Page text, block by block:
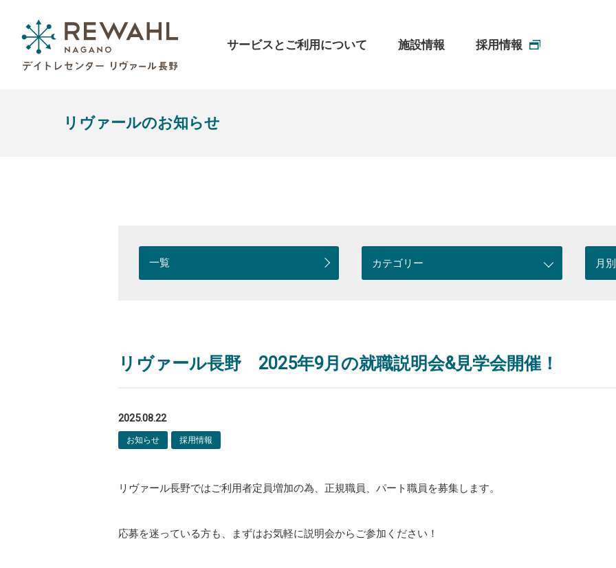
サービスとご利用について 施設情報 採用情報
リヴァールのお知らせ
一覧
リヴァール長野 2025年9月の就職説明会&見学会開催！
2025.08.22
お知らせ 採用情報
リヴァール長野ではご利用者定員増加の為、正規職員、パート職員を募集します。
応募を迷っている方も、まずはお気軽に説明会からご参加ください！